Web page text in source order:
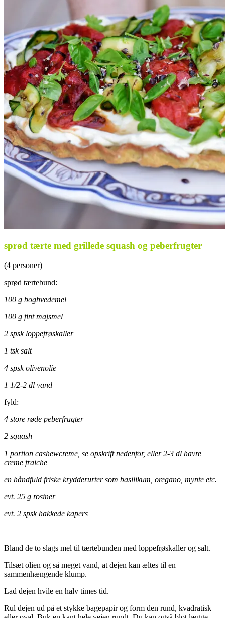
sprød tærte med grillede squash og peberfrugter
(4 personer)
sprød tærtebund:
100 g boghvedemel
100 g fint majsmel
2 spsk loppefrøskaller
1 tsk salt
4 spsk olivenolie
1 1/2-2 dl vand
fyld:
4 store røde peberfrugter
2 squash
1 portion cashewcreme, se opskrift nedenfor, eller 2-3 dl havre
creme fraiche
en håndfuld friske krydderurter som basilikum, oregano, mynte etc.
evt. 25 g rosiner
evt. 2 spsk hakkede kapers
Bland de to slags mel til tærtebunden med loppefrøskaller og salt.
Tilsæt olien og så meget vand, at dejen kan æltes til en
sammenhængende klump.
Lad dejen hvile en halv times tid.
Rul dejen ud på et stykke bagepapir og form den rund, kvadratisk